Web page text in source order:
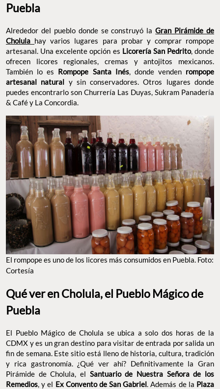
Puebla
Alrededor del pueblo donde se construyó laGran Pirámide de
Cholula hay varios lugares para probar y comprar rompope
artesanal. Una excelente opción es Licorería San Pedrito, donde
ofrecen licores regionales, cremas y antojitos mexicanos.
También lo es Rompope Santa Inés, donde vendenrompope
artesanal natural y sin conservadores. Otros lugares donde
puedes encontrarlo son Churrería Las Duyas, Sukram Panadería
& Café y La Concordia.
El rompope es uno de los licores más consumidos en Puebla. Foto:
Cortesía
Qué ver en Cholula, el Pueblo Mágico de
Puebla
El Pueblo Mágico de Cholula se ubica a solo dos horas de la
CDMX y es un gran destino para visitar de entrada por salida un
fin de semana. Este sitio está lleno de historia, cultura, tradición
y rica gastronomía. ¿Qué ver ahí? Definitivamente la Gran
Pirámide de Cholula, el Santuario de Nuestra Señora de los
Remedios, y el Ex Convento de San Gabriel. Además de la Plaza